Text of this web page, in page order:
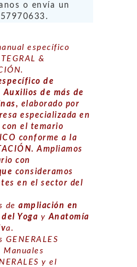
o envía un
específico
&
de
Auxilios de más de
elaborado por
especializada en
el temario
conforme a la
Ampliamos
con
consideramos
en el sector del
de ampliación en
Yoga y Anatomía
a.
GENERALES
Manuales
y el